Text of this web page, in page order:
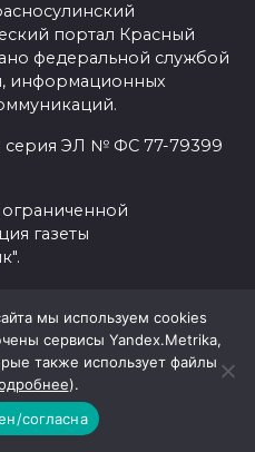
портал Красный
федеральной службой
информационных
серия ЭЛ № ФС 77-79399
газеты
Александровна
20-67 (fax), мобильный: 8-
мы используем cookies
сервисы Yandex.Metrika,
также использует файлы
).
согласна